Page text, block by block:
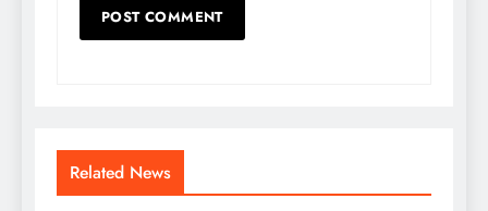
Related News